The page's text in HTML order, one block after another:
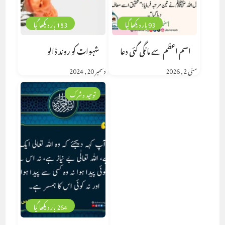
153 بار دیکھا گیا
شہوات کو روند ڈالو
دسمبر 20, 2024
93 بار دیکھا گیا
اسم اعظم سے مانگی گئی دعا
مئی 2, 2026
264 بار دیکھا گیا
توحید وشرک